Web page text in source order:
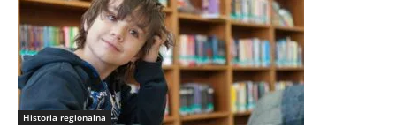
Historia regionalna